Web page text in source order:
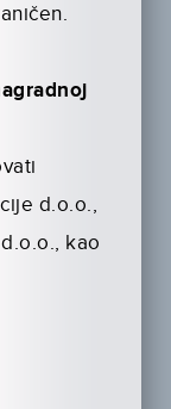
d.o.o.,
kao